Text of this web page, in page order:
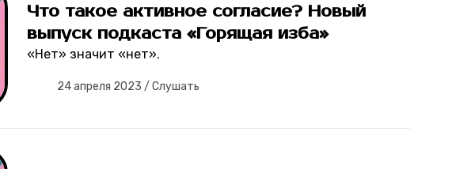
Что такое активное согласие? Новый
выпуск подкаста «Горящая изба»
«Нет» значит «нет».
24 апреля 2023 / Слушать